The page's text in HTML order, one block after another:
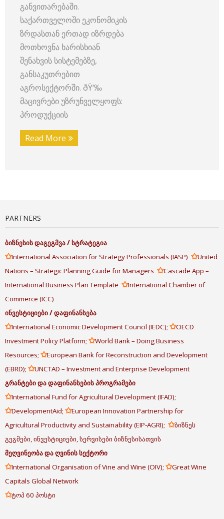
განვითარებაში.
საქართველოში ეკონომიკის
ზრდასთან ერთად იზრდება
მოთხოვნა ხარისხიან
შენახვის სისტემებზე,
განსაკუთრებით
აგროსექტორში. ðŸ‘‰
მაცივრები უზრუნველყოფს:
პროდუქციის
Read More
PARTNERS
ბიზნესისდაგეგმვა/სტრატეგია
✩International Association for Strategy Professionals (IASP) ✩United
Nations – Strategic Planning Guide for Managers ✩Cascade App –
International Business Plan Template ✩International Chamber of
Commerce (ICC)
ინვესტიციები/დაფინანსება
✩International Economic Development Council (IEDC); ✩OECD
Investment Policy Platform; ✩World Bank – Doing Business
Resources; ✩European Bank for Reconstruction and Development
(EBRD); ✩UNCTAD – Investment and Enterprise Development
გრანტებიდადაფინანსებისპროგრამები
✩International Fund for Agricultural Development (IFAD);
✩DevelopmentAid; ✩European Innovation Partnership for
Agricultural Productivity and Sustainability (EIP-AGRI); ✩ბიზნეს
გეგმები, ინვესტიციები, სერვისები ბიზნესისათვის
მეღვინეობადაღვინისსექტორი
✩International Organisation of Vine and Wine (OIV); ✩Great Wine
Capitals Global Network
✩ტოპ 60 პოსტი